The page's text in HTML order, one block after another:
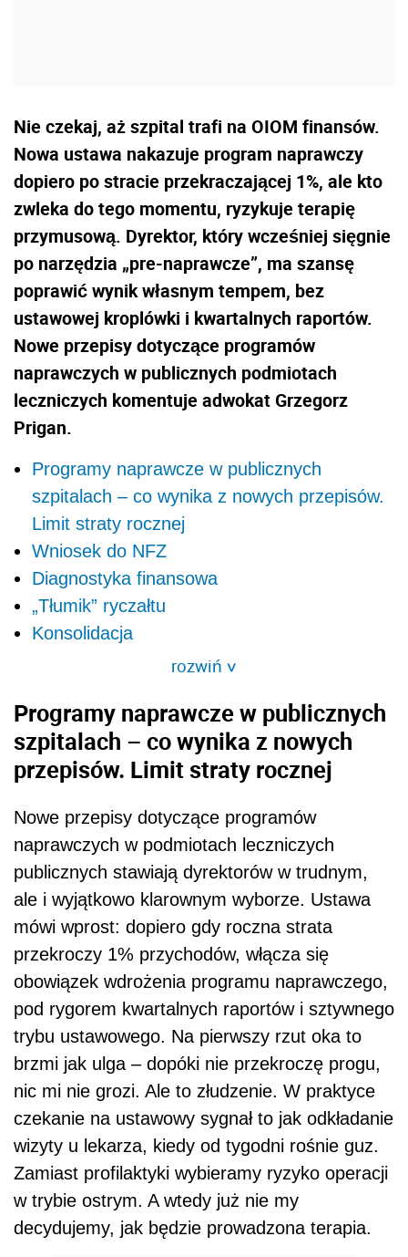
Nie czekaj, aż szpital trafi na OIOM finansów.
Nowa ustawa nakazuje program naprawczy
dopiero po stracie przekraczającej 1%, ale kto
zwleka do tego momentu, ryzykuje terapię
przymusową. Dyrektor, który wcześniej sięgnie
po narzędzia „pre-naprawcze”, ma szansę
poprawić wynik własnym tempem, bez
ustawowej kroplówki i kwartalnych raportów.
Nowe przepisy dotyczące programów
naprawczych w publicznych podmiotach
leczniczych komentuje adwokat Grzegorz
Prigan.
Programy naprawcze w publicznych
szpitalach – co wynika z nowych przepisów.
Limit straty rocznej
Wniosek do NFZ
Diagnostyka finansowa
„Tłumik” ryczałtu
Konsolidacja
rozwiń>
Programy naprawcze w publicznych
szpitalach – co wynika z nowych
przepisów. Limit straty rocznej
Nowe przepisy dotyczące programów
naprawczych w podmiotach leczniczych
publicznych stawiają dyrektorów w trudnym,
ale i wyjątkowo klarownym wyborze. Ustawa
mówi wprost: dopiero gdy roczna strata
przekroczy 1% przychodów, włącza się
obowiązek wdrożenia programu naprawczego,
pod rygorem kwartalnych raportów i sztywnego
trybu ustawowego. Na pierwszy rzut oka to
brzmi jak ulga – dopóki nie przekroczę progu,
nic mi nie grozi. Ale to złudzenie. W praktyce
czekanie na ustawowy sygnał to jak odkładanie
wizyty u lekarza, kiedy od tygodni rośnie guz.
Zamiast profilaktyki wybieramy ryzyko operacji
w trybie ostrym. A wtedy już nie my
decydujemy, jak będzie prowadzona terapia.